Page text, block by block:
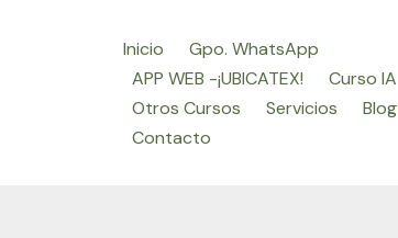
Inicio
Gpo. WhatsApp
APP WEB -¡UBICATEX!
Curso IA
Otros Cursos
Servicios
Blog
Contacto